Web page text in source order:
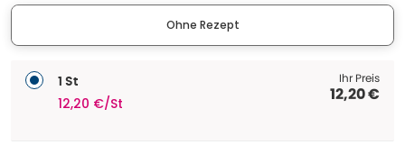
Ohne Rezept
1 St
12,20 €/St
Ihr Preis
12,20 €